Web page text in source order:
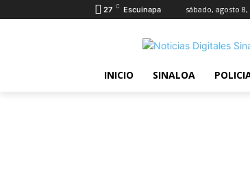
27 C Escuinapa sábado, agosto 8,
INICIO SINALOA